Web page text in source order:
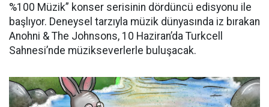
%100 Müzik” konser serisinin dördüncü edisyonu ile
başlıyor. Deneysel tarzıyla müzik dünyasında iz bırakan
Anohni & The Johnsons, 10 Haziran’da Turkcell
Sahnesi’nde müzikseverlerle buluşacak.